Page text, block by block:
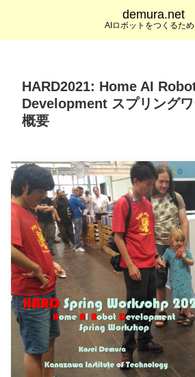
demura.net
AIロボットをつくるた
HARD2021: Home AI
Development スプリング
概要